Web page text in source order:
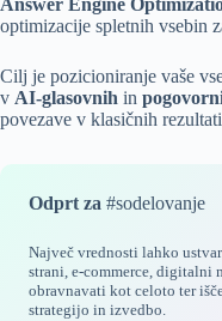
Answer Engine
optimizacije spletnih vsebin
Cilj je pozicioniranje vaše
v AI-glasovnih in
povezave v klasičnih
Odprt za #sodelovanje
Največ vrednosti lahko
strani, e-commerce, digitalni
obravnavati kot celoto ter
strategijo in izvedbo.